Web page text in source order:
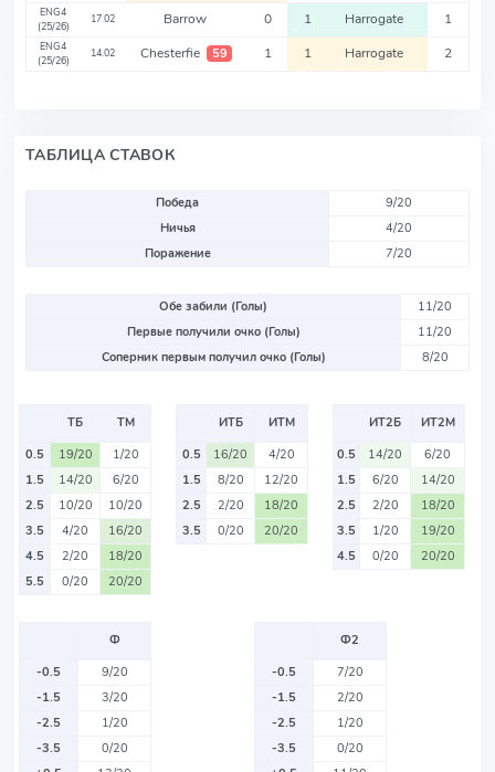
ENG4
(25/26)
17.02 Barrow 0 1 Harrogate 1
ENG4
(25/26)
14.02 Chesterfie 59 1 1 Harrogate 2
ТАБЛИЦА СТАВОК
Победа
9/20
Ничья
4/20
Поражение
7/20
Обе забили (Голы)
11/20
Первые получили очко (Голы)
11/20
Соперник первым получил очко (Голы)
8/20
ТБ
ТМ
0.5
19/20
1/20
1.5
14/20
6/20
2.5
10/20
10/20
3.5
4/20
16/20
4.5
2/20
18/20
5.5
0/20 20/20
ИТБ
ИТМ
0.5
16/20
4/20
1.5
8/20
12/20
2.5
2/20
18/20
3.5
0/20 20/20
ИТ2Б
ИТ2М
0.5
14/20
6/20
1.5
6/20
14/20
2.5
2/20
18/20
3.5
1/20
19/20
4.5
0/20 20/20
Ф
-0.5
9/20
-1.5
3/20
-2.5
1/20
-3.5
0/20
Ф2
-0.5
7/20
-1.5
2/20
-2.5
1/20
-3.5
0/20